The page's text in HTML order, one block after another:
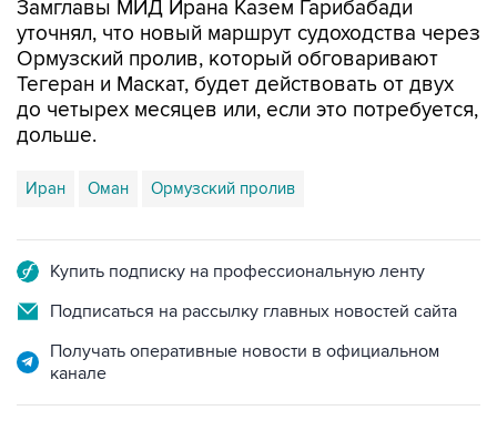
Ормузский пролив, который обговаривают
Тегеран и Маскат, будет действовать от двух
до четырех месяцев или, если это потребуется,
дольше.
Иран Оман
Подписаться на рассылку главных новостей сайта
Получать оперативные новости в официальном
НОВОСТИ ПО ТЕМЕ